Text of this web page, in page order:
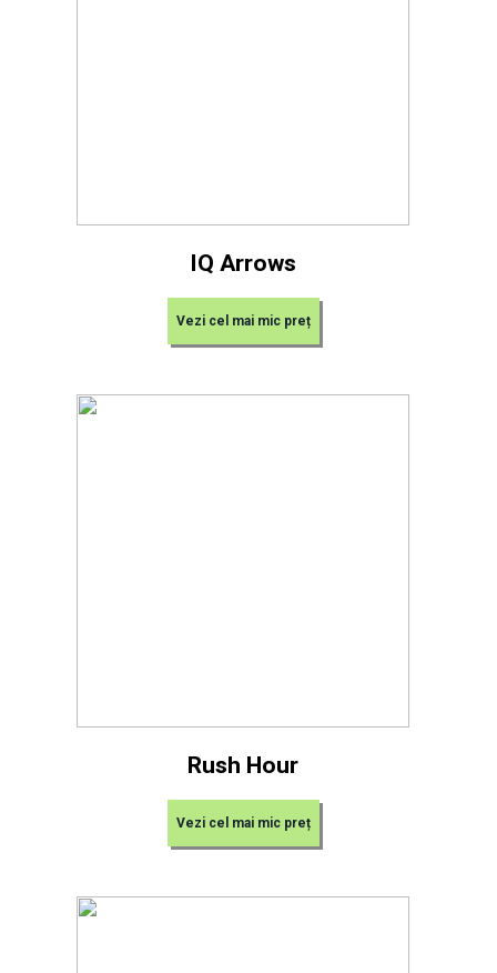
IQ Arrows
Vezi cel mai mic preț
Rush Hour
Vezi cel mai mic preț